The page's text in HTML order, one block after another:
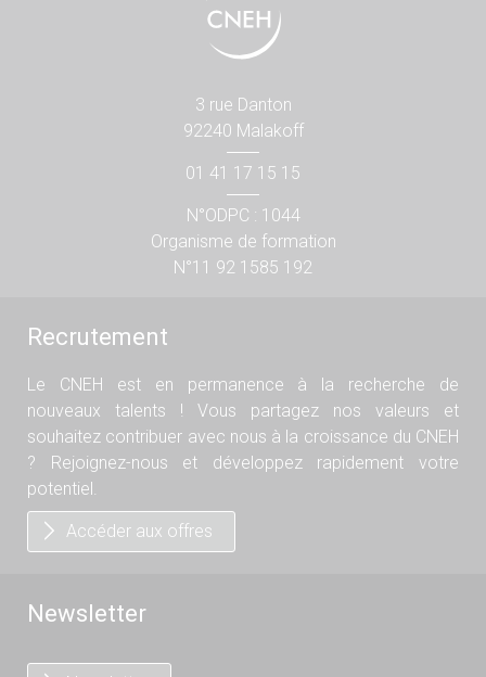
3 rue Danton
92240 Malakoff
01 41 17 15 15
N°ODPC : 1044
Organisme de formation
N°11 92 1585 192
Recrutement
Le CNEH est en permanence à la recherche de
nouveaux talents ! Vous partagez nos valeurs et
souhaitez contribuer avec nous à la croissance du CNEH
? Rejoignez-nous et développez rapidement votre
potentiel.
Accéder aux offres
Newsletter